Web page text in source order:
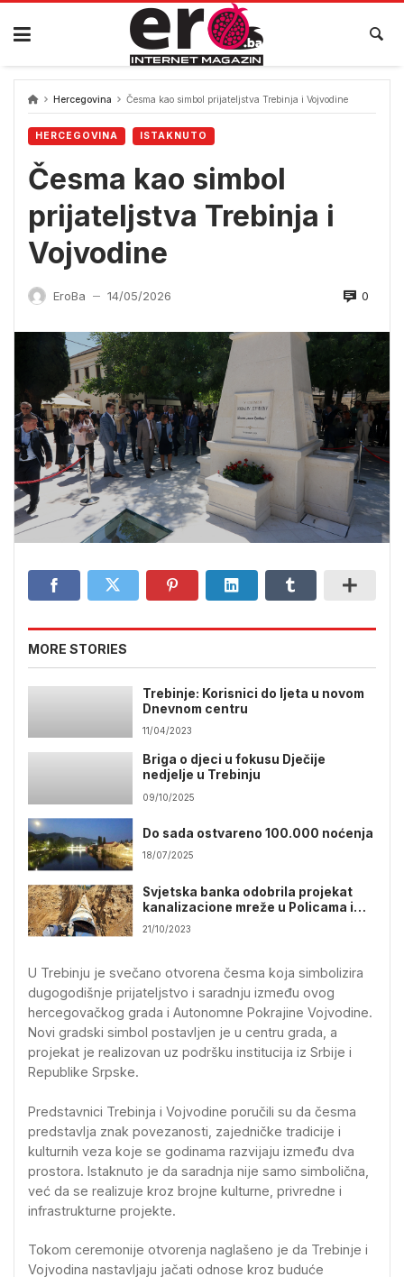
Skip
content
Hercegovina Česma kao simbol prijateljstva Trebinja i Vojvodine
HERCEGOVINA ISTAKNUTO
Česma kao simbol
prijateljstva Trebinja i
Vojvodine
EroBa — 14/05/2026 0
MORE STORIES
Trebinje: Korisnici do ljeta u novom
Dnevnom centru
11/04/2023
Briga o djeci u fokusu Dječije
nedjelje u Trebinju
09/10/2025
Do sada ostvareno 100.000 noćenja
18/07/2025
Svjetska banka odobrila projekat
kanalizacione mreže u Policama i
Gučini
21/10/2023
U Trebinju je svečano otvorena česma koja simbolizira
dugogodišnje prijateljstvo i saradnju između ovog
hercegovačkog grada i Autonomne Pokrajine Vojvodine.
Novi gradski simbol postavljen je u centru grada, a
projekat je realizovan uz podršku institucija iz Srbije i
Republike Srpske.
Predstavnici Trebinja i Vojvodine poručili su da česma
predstavlja znak povezanosti, zajedničke tradicije i
kulturnih veza koje se godinama razvijaju između dva
prostora. Istaknuto je da saradnja nije samo simbolična,
već da se realizuje kroz brojne kulturne, privredne i
infrastrukturne projekte.
Tokom ceremonije otvorenja naglašeno je da Trebinje i
Vojvodina nastavljaju jačati odnose kroz buduće